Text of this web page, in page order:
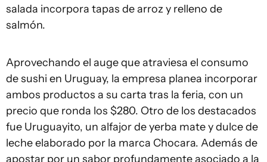
salada incorpora tapas de arroz y relleno de
salmón.
Aprovechando el auge que atraviesa el consumo
de sushi en Uruguay, la empresa planea incorporar
ambos productos a su carta tras la feria, con un
precio que ronda los $280. Otro de los destacados
fue Uruguayito, un alfajor de yerba mate y dulce de
leche elaborado por la marca Chocara. Además de
apostar por un sabor profundamente asociado a la